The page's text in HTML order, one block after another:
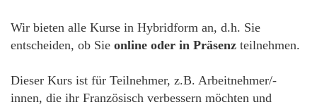
Wir bieten alle Kurse in Hybridform an, d.h. Sie
entscheiden, ob Sie online oder in Präsenz teilnehmen.
Dieser Kurs ist für Teilnehmer, z.B. Arbeitnehmer/-
innen, die ihr Französisch verbessern möchten und